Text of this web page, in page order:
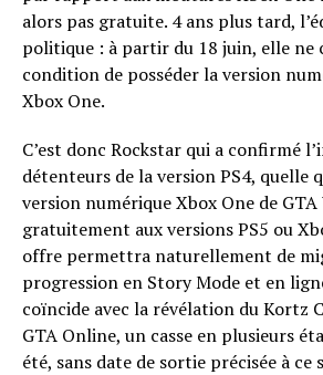
alors pas gratuite. 4 ans plus tard,
politique : à partir du 18 juin, elle ne
condition de posséder la version
Xbox One.
C’est donc Rockstar qui a confirmé
détenteurs de la version PS4, quelle
version numérique Xbox One de
gratuitement aux versions PS5 ou
offre permettra naturellement de
progression en Story Mode et en
coïncide avec la révélation du Kortz
GTA Online, un casse en plusieurs
été, sans date de sortie précisée à ce